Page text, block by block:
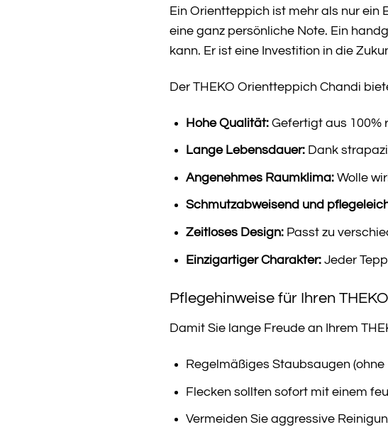
Ein Orientteppich ist mehr als nur ein
eine ganz persönliche Note. Ein
kann. Er ist eine Investition in die
Der THEKO Orientteppich Chandi
Hohe Qualität:Gefertigt aus 100%
Lange Lebensdauer:Dank
Angenehmes Raumklima:Wolle
Schmutzabweisend und
Zeitloses Design:Passt zu
Einzigartiger Charakter:Jeder
Pflegehinweise für Ihren
Damit Sie lange Freude an Ihrem
Regelmäßiges Staubsaugen
Flecken sollten sofort mit einem
Vermeiden Sie aggressive